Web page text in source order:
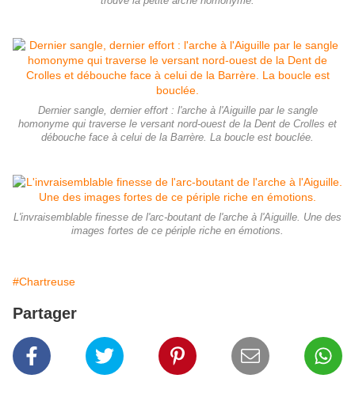
Dernier sangle, dernier effort : l'arche à l'Aiguille par le sangle
homonyme qui traverse le versant nord-ouest de la Dent de Crolles et
débouche face à celui de la Barrère. La boucle est bouclée.
L'invraisemblable finesse de l'arc-boutant de l'arche à l'Aiguille. Une des
images fortes de ce périple riche en émotions.
#Chartreuse
Partager